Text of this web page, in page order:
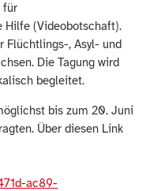
für
Hilfe (Videobotschaft).
Flüchtlings-, Asyl- und
Die Tagung wird
begleitet.
bis zum 20. Juni
Über diesen Link
ac89-